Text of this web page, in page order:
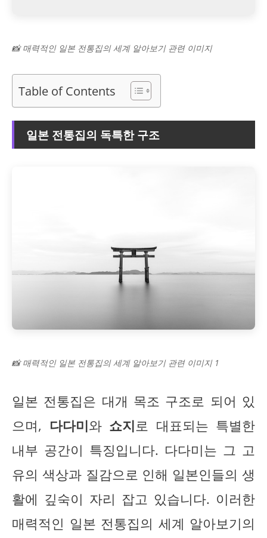
📸 매력적인 일본 전통집의 세계 알아보기 관련 이미지
Table of Contents
일본 전통집의 독특한 구조
📸 매력적인 일본 전통집의 세계 알아보기 관련 이미지 1
일본 전통집은 대개 목조 구조로 되어 있
으며, 다다미와 쇼지로 대표되는 특별한
내부 공간이 특징입니다. 다다미는 그 고
유의 색상과 질감으로 인해 일본인들의 생
활에 깊숙이 자리 잡고 있습니다. 이러한
매력적인 일본 전통집의 세계 알아보기의